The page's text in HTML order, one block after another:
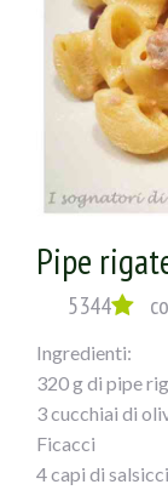
e lascerete
Pipe
5344
Ingredienti:
320 g di pipe
3 cucchiai di
Ficacci
4 capi di